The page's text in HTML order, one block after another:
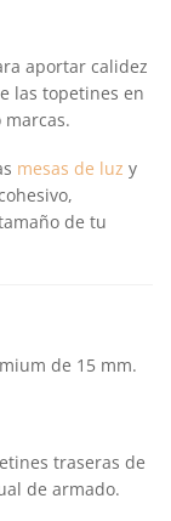
aportar calidez
las topetines en
mesas de luz y
de tu
de 15 mm.
traseras de
de armado.